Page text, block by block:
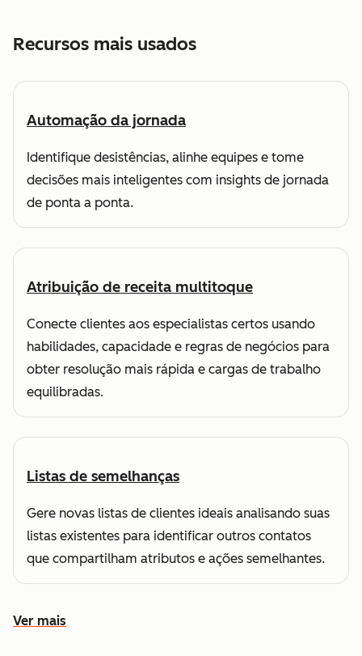
Recursos mais usados
Automação da jornada
Identifique desistências, alinhe equipes e tome
decisões mais inteligentes com insights de jornada
de ponta a ponta.
Atribuição de receita multitoque
Conecte clientes aos especialistas certos usando
habilidades, capacidade e regras de negócios para
obter resolução mais rápida e cargas de trabalho
equilibradas.
Listas de semelhanças
Gere novas listas de clientes ideais analisando suas
listas existentes para identificar outros contatos
que compartilham atributos e ações semelhantes.
Ver mais
Conheça outros recursos